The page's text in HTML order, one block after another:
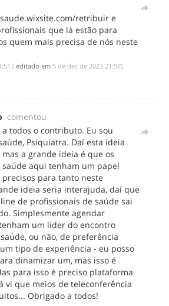
retribuir e
que lá estão para
quem mais precisa de nós neste
( editado em ‎5 de dez de 2023 21:57)
comentou
todos o contributo. Eu sou
Psiquiatra. Daí esta ideia
a grande ideia é que os
aqui tenham um papel
para tanto neste
ideia seria interajuda, daí que
de profissionais de saúde sai
Simplesmente agendar
um líder do encontro
ou não, de preferência
tipo de experiência - eu posso
dinamizar um, mas isso é
para isso é preciso plataforma
vi que meios de teleconferência
Obrigado a todos!